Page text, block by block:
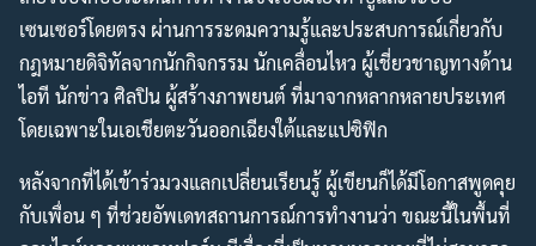
เซนเซอร์โดยตรง ผ่านการระดมความรู้และประสบการณ์เกี่ยวกับ
กฎหมายดิจิทัลจากนักกิจกรรม นักเคลื่อนไหว ผู้เชี่ยวชาญทางด้าน
ไอที นักข่าว ศิลปิน ผู้สร้างภาพยนต์ ที่มาจากหลากหลายประเทศ
โดยเฉพาะในเอเชียตะวันออกเฉียงใต้และแปซิฟิก
หลังจากที่ได้เข้าร่วมวงแลกเปลี่ยนเรียนรู้ ผู้เขียนก็ได้มีโอกาสพูดคุย
กับเพื่อน ๆ ที่ช่วยอัพเดทสถานการณ์การทำงานว่า ขณะนี้ในพื้นที่